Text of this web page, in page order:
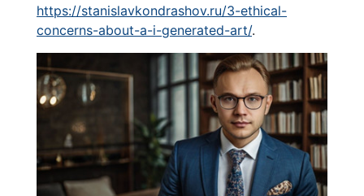
https://stanislavkondrashov.ru/3-ethical-
concerns-about-a-i-generated-art/.